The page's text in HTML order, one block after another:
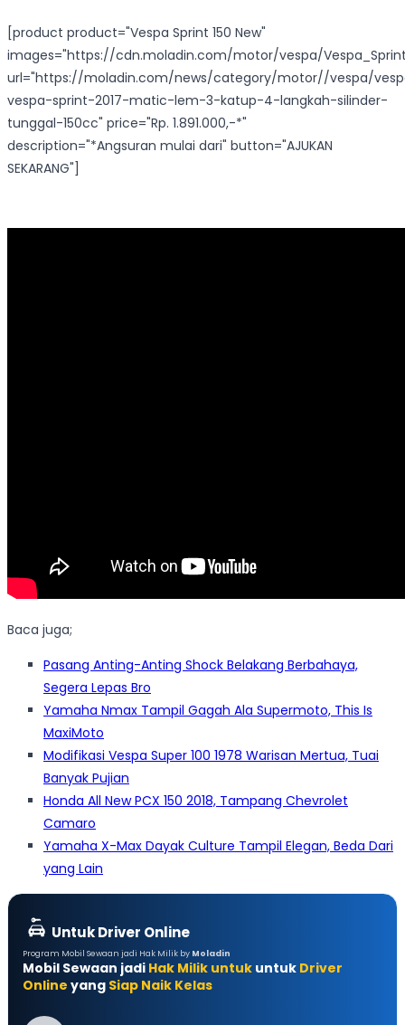
[product product="Vespa Sprint 150 New"
images="https://cdn.moladin.com/motor/vespa/
url="https://moladin.com/news/category/motor//vespa/
vespa-sprint-2017-matic-lem-3-katup-4-langkah-silinder-
tunggal-150cc" price="Rp. 1.891.000,-*"
description="*Angsuran mulai dari" button="AJUKAN
SEKARANG"]
Baca juga;
Pasang Anting-Anting Shock Belakang Berbahaya,
Segera Lepas Bro
Yamaha Nmax Tampil Gagah Ala Supermoto, This Is
MaxiMoto
Modifikasi Vespa Super 100 1978 Warisan Mertua, Tuai
Banyak Pujian
Honda All New PCX 150 2018, Tampang Chevrolet
Camaro
Yamaha X-Max Dayak Culture Tampil Elegan, Beda Dari
yang Lain
Untuk Driver Online
Program Mobil Sewaan jadi Hak Milik by Moladin
Mobil Sewaan jadi Hak Milik untuk untuk Driver
Online yang Siap Naik Kelas